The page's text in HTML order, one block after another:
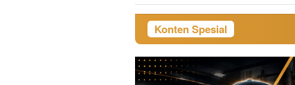
Konten Spesial